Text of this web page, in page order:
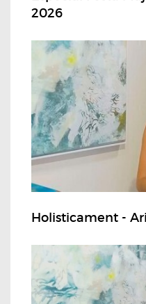
2026
Holisticament -